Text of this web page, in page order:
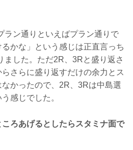
ン通りといえばプラン通りで
るかな」という感じは正直言っち
ました。ただ2R、3Rと盛り返さ
さらに盛り返すだけの余力とス
かったので、2R、3Rは中島選
感じでした。
ろあげるとしたらスタミナ面で